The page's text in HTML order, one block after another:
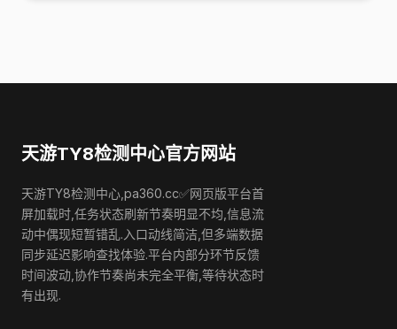
天游TY8检测中心官方网站
天游TY8检测中心,pa360.cc✅网页版平台首
屏加载时,任务状态刷新节奏明显不均,信息流
动中偶现短暂错乱.入口动线简洁,但多端数据
同步延迟影响查找体验.平台内部分环节反馈
时间波动,协作节奏尚未完全平衡,等待状态时
有出现.